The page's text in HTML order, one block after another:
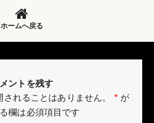
ホームへ戻る
ントを残す
れることはありません。
*が
欄は必須項目です